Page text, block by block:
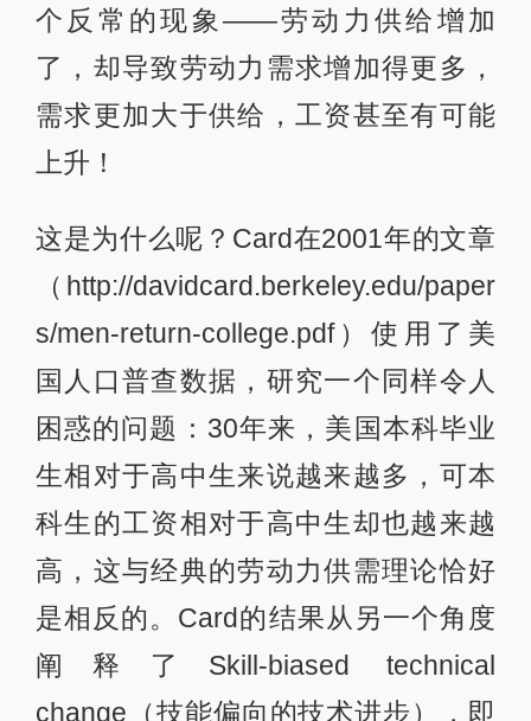
个反常的现象——劳动力供给增加
了，却导致劳动力需求增加得更多，
需求更加大于供给，工资甚至有可能
上升！
这是为什么呢？Card在2001年的文章
（http://davidcard.berkeley.edu/paper
s/men-return-college.pdf）使用了美
国人口普查数据，研究一个同样令人
困惑的问题：30年来，美国本科毕业
生相对于高中生来说越来越多，可本
科生的工资相对于高中生却也越来越
高，这与经典的劳动力供需理论恰好
是相反的。Card的结果从另一个角度
阐释了Skill-biased technical
change（技能偏向的技术进步），即